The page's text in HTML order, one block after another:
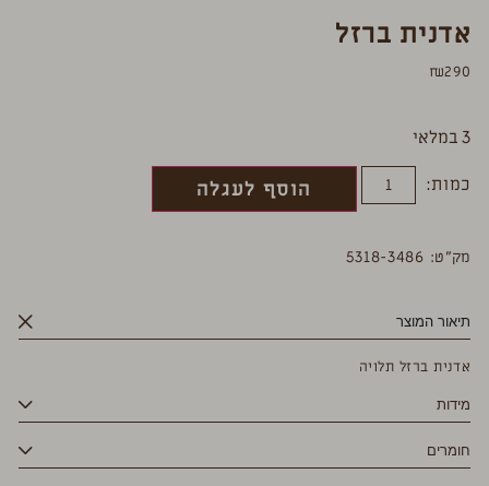
אדנית ברזל
₪290
3 במלאי
כמות:
הוסף לעגלה
מק”ט: 5318-3486
תיאור המוצר
אדנית ברזל תלויה
מידות
חומרים